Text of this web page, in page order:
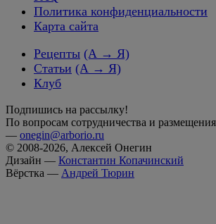
Политика конфиденциальности
Карта сайта
Рецепты (А → Я)
Статьи (А → Я)
Клуб
Подпишись на рассылку!
По вопросам сотрудничества и
— onegin@arborio.ru
© 2008-2026, Алексей Онегин
Дизайн — Константин Копачинский
Вёрстка — Андрей Тюрин